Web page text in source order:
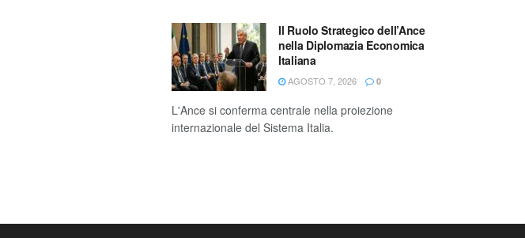
Il Ruolo Strategico dell’Ance
nella Diplomazia Economica
Italiana
AGOSTO 7, 2026 0
L'Ance si conferma centrale nella proiezione
internazionale del Sistema Italia.